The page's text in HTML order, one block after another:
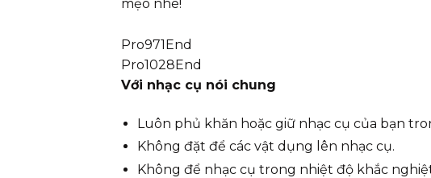
mẹo nhé!
Pro971End
Pro1028End
Với nhạc cụ nói chung
Luôn phủ khăn hoặc giữ nhạc cụ của bạn
Không đặt để các vật dụng lên nhạc cụ.
Không để nhạc cụ trong nhiệt độ khắc